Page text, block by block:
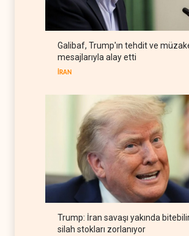
öldü
YEMEN 07 Ağustos 2026
rezervlerini son 45
dibine indirdi
Galibaf, Trump'ın tehdit ve
mesajlarıyla alay etti
İRAN
Trump: İran savaşı yakında
silah stokları zorlanıyor